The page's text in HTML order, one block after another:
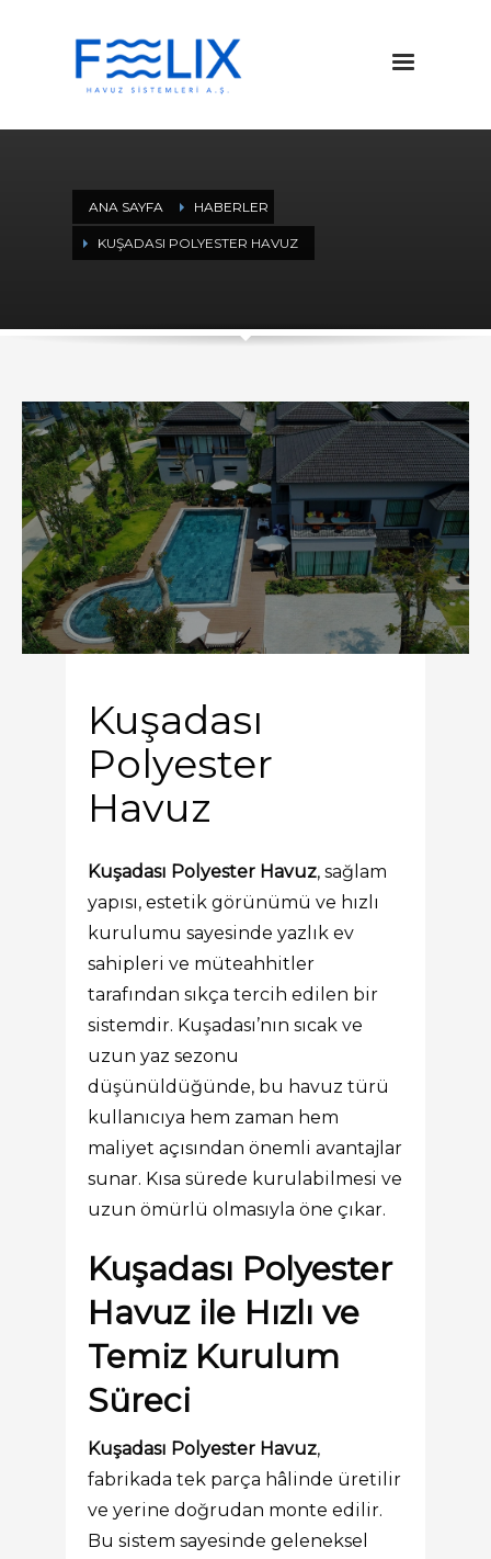
ANA SAYFA HABERLER
KUŞADASI POLYESTER HAVUZ
Kuşadası
Polyester
Havuz
Kuşadası Polyester Havuz, sağlam
yapısı, estetik görünümü ve hızlı
kurulumu sayesinde yazlık ev
sahipleri ve müteahhitler
tarafından sıkça tercih edilen bir
sistemdir. Kuşadası’nın sıcak ve
uzun yaz sezonu
düşünüldüğünde, bu havuz türü
kullanıcıya hem zaman hem
maliyet açısından önemli avantajlar
sunar. Kısa sürede kurulabilmesi ve
uzun ömürlü olmasıyla öne çıkar.
Kuşadası Polyester
Havuz ile Hızlı ve
Temiz Kurulum
Süreci
Kuşadası Polyester Havuz,
fabrikada tek parça hâlinde üretilir
ve yerine doğrudan monte edilir.
Bu sistem sayesinde geleneksel